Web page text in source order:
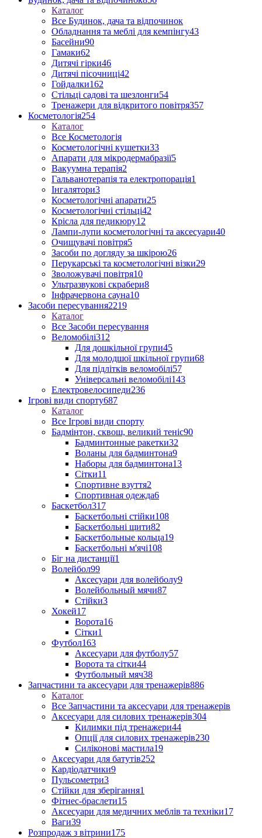
Каталог
Все Будинок, дача та відпочинок
Обладнання та меблі для кемпінгу43
Басейни90
Гамаки62
Дитячі гірки46
Дитячі пісочниці42
Гойдалки162
Стільці садові та шезлонги54
Тренажери для відкритого повітря357
Косметологія254
Каталог
Все Косметологія
Косметологічні кушетки33
Апарати для мікродермабразії5
Вакуумна терапія2
Гальванотерапія та електропорація1
Інгалятори3
Косметологічні апарати25
Косметологічні стільці42
Крісла для педикюру12
Лампи-лупи косметологічні та аксесуари40
Очищувачі повітря5
Засоби по догляду за шкірою26
Перукарські та косметологічні візки29
Зволожувачі повітря10
Ультразвукові скрабери8
Інфрачервона сауна10
Засоби пересування2219
Каталог
Все Засоби пересування
Веломобілі312
Для дошкільної групи45
Для молодшої шкільної групи68
Для підлітків веломобілі57
Універсальні веломобілі143
Електровелосипеди236
Ігрові види спорту687
Каталог
Все Ігрові види спорту
Бадмінтон, сквош, великий теніс90
Бадминтонные ракетки32
Воланы для бадминтона9
Наборы для бадминтона13
Сітки11
Спортивне взуття2
Спортивная одежда6
Баскетбол317
Баскетбольні стійки108
Баскетбольні щити82
Баскетбольные кольца19
Баскетбольні м'ячі108
Біг на дистанції1
Волейбол99
Аксесуари для волейболу9
Волейбольный мячи87
Стійки3
Хокей17
Ворота16
Сітки1
Футбол163
Аксесуари для футболу57
Ворота та сітки44
Футбольный мяч38
Запчастини та аксесуари для тренажерів886
Каталог
Все Запчастини та аксесуари для тренажерів
Аксесуари для силових тренажерів304
Килимки під тренажери44
Опції для силових тренажерів230
Силіконові мастила19
Аксесуари для батутів252
Кардіодатчики9
Пульсометри3
Стійки для зберігання1
Фітнес-браслети15
Аксесуари для медичних меблів та техніки17
Ваги39
Розпродаж з вітрини175